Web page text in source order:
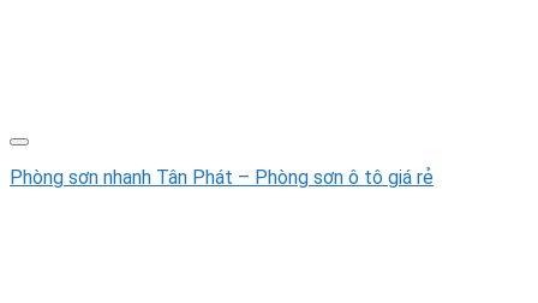
Phòng sơn nhanh Tân Phát – Phòng sơn ô tô giá rẻ